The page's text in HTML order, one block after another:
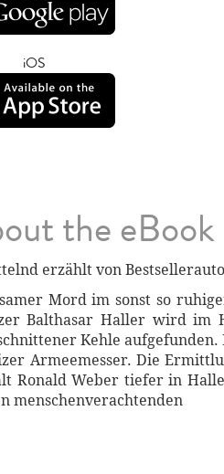
iOS
the eBook
erzählt von
Mord im sonst so
Balthasar Haller wird im
Kehle
Armeemesser. Die
Ronald Weber tiefer in
menschenverachtenden